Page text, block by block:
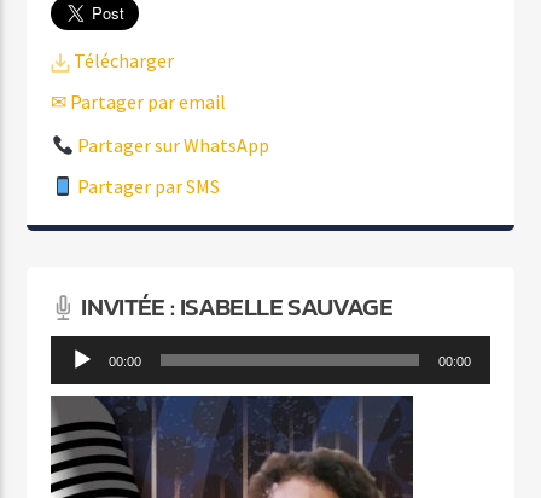
Télécharger
✉ Partager par email
Partager sur WhatsApp
Partager par SMS
INVITÉE : ISABELLE SAUVAGE
Lecteur
audio
00:00 00:00